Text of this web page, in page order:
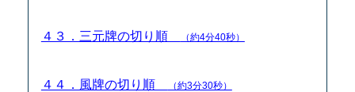
４３．三元牌の切り順 （約4分40秒）
４４．風牌の切り順 （約3分30秒）